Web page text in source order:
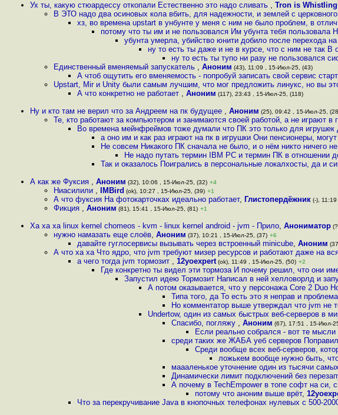
Ух ты, какую стюардессу откопали Естественно это надо сливать , Tron is Whistling
В ЭТО надо два осиновых кола вбить, для надежности, и землей с
хз, во времена upstart в унбунте у меня с ним не было проблем, в
потому что ты им и не пользовался Им убунта тебя пользовала
убунта умерла, убийство юнити добило после перехода
ну то есть ты даже и не в курсе, что с ним не так
ну то есть ты тупо ни разу не пользовался
Единственный вменяемый запускатель , Аноним (43), 11:09 , 15-Июл-25, (43)
А чтоб ощутить его вменяемость - попробуй записать свой сервис
Upstart, Mir и Unity были самым лучшим, что мог предложить линукс, но вы
А что конкретно не работает , Аноним (117), 23:43 , 15-Июл-25, (118)
Ну и кто там не верил что за Андреем на пк будущее , Аноним (25), 09:42 , 15-Июл-25,
Те, кто работают за компьютером и занимаются своей работой, а не играют в
Во времена мейнфреймов тоже думали что ПК это только для игрушек
а оно им и как раз играют на пк в игрушки Они пенсионеры,
Не совсем Никакого ПК сначала не было, и о нём никто ничего
Не надо путать термин IBM PC и термин ПК в отношении
Так и оказалось Поигрались в персональные локалхосты, да и
А как же Фуксия , Аноним (32), 10:06 , 15-Июл-25, (32) +4
Ниасилили , IMBird (ok), 10:27 , 15-Июл-25, (39) +1
А что фуксия На фотокарточках идеально работает, Глистопердёжник (-),
Фикция , Аноним (81), 15:41 , 15-Июл-25, (81) +1
Ха ха ха linux kernel chomeos - kvm - linux kernel android - jvm - Прило, Анониматор
нужно намазать еще слоёв, Аноним (37), 10:21 , 15-Июл-25, (37) +6
давайте гуглосервисы вызывать через встроенный minicube, Аноним
А что ха ха Что ядро, что jvm требуют мизер ресурсов и работают даже на
а чего тогда jvm тормозит , 12yoexpert (ok), 11:49 , 15-Июл-25, (50) +2
Где конкретно ты видел эти тормоза И почему решил, что они
Запустил идею Тормозит Написал в ней хелловорлд и
А потом оказывается, что у персонажа Core 2 Duo
Типа того, да То есть это я неправ и
Но комментатор выше утверждал что jvm не
Undertow, один из самых быстрых веб-серверов в
Спасибо, погляжу , Аноним (67), 17:51 , 15-Июл-
Если реально собрался - вот те
среди таких же ЖАБА уеб серверов
Среди вообще всех веб-серверов,
ложькем вообще нужно быть,
маааленькое уточнение один из тысячи
Динамически лимит подключений без
А почему в TechEmpower в топе софт на си,
потому что аноним выше врёт,
Что за перекручивание Java в кнопочных телефонах нулевых с 500-